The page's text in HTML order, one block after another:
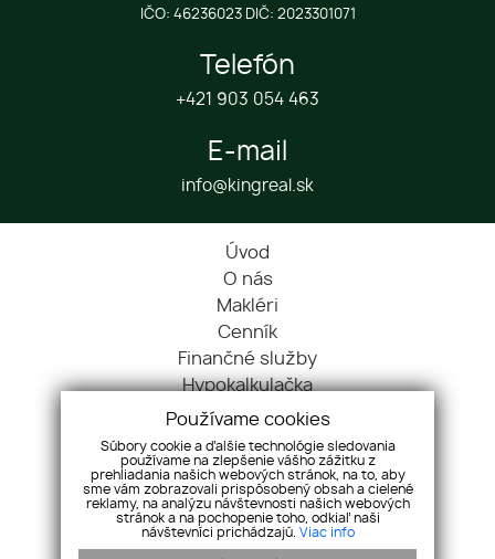
IČO: 46236023 DIČ: 2023301071
Telefón
+421 903 054 463
E-mail
info@kingreal.sk
Úvod
O nás
Makléri
Cenník
Finančné služby
Hypokalkulačka
Blog
Cookies
Kontakt
Nehnuteľnosti
Referencie
Ochrana OÚ
Používame cookies
Súbory cookie a ďalšie technológie sledovania
používame na zlepšenie vášho zážitku z
prehliadania našich webových stránok, na to, aby
sme vám zobrazovali prispôsobený obsah a cielené
reklamy, na analýzu návštevnosti našich webových
stránok a na pochopenie toho, odkiaľ naši
návštevníci prichádzajú. Viac info